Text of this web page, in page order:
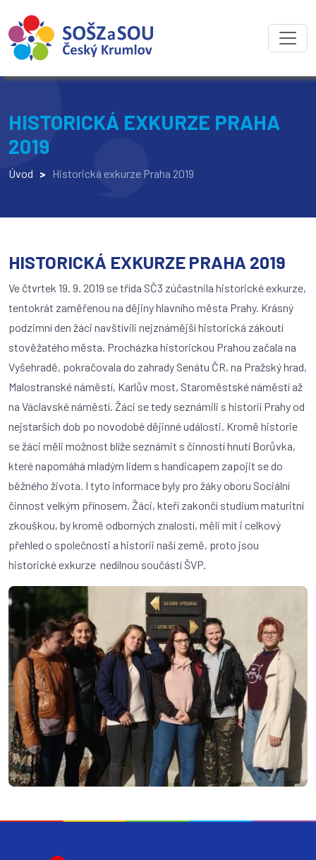
HISTORICKÁ EXKURZE PRAHA
2019
Úvod > Historická exkurze Praha 2019
HISTORICKÁ EXKURZE PRAHA 2019
Ve čtvrtek 19. 9. 2019 se třída SČ3 zúčastnila historické exkurze,
tentokrát zaměřenou na dějiny hlavního města Prahy. Krásný
podzimní den žáci navštívili nejznámější historická zákoutí
stověžatého města. Procházka historickou Prahou začala na
Vyšehradě, pokračovala do zahrady Senátu ČR, na Pražský hrad,
Malostranské náměstí, Karlův most, Staroměstské náměstí až
na Václavské náměstí. Žáci se tedy seznámili s historií Prahy od
nejstarších dob po novodobé dějinné události. Kromě historie
se žáci měli možnost blíže seznámit s činností hnutí Borůvka,
které napomáhá mladým lidem s handicapem zapojit se do
běžného života. I tyto informace byly pro žáky oboru Sociální
činnost velkým přínosem. Žáci, kteří zakončí studium maturitní
zkouškou, by kromě odborných znalostí, měli mít i celkový
přehled o společnosti a historii naší země, proto jsou
historické exkurze nedílnou součástí ŠVP.